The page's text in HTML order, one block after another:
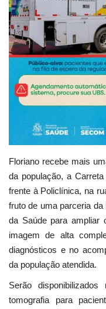
Floriano recebe mais
da população, a
frente à Policlínica, na
fruto de uma parceria
da Saúde para ampliar
imagem de alta
diagnósticos e no
da população atendida.
Serão
tomografia para